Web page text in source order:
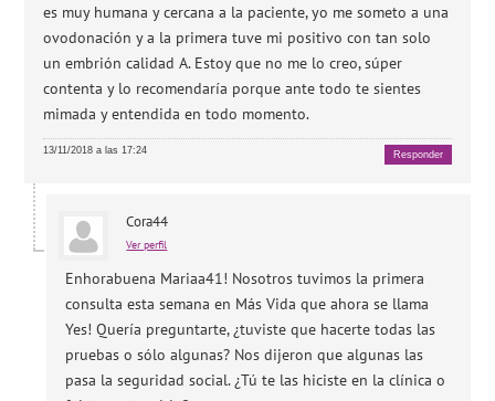
es muy humana y cercana a la paciente, yo me someto a una
ovodonación y a la primera tuve mi positivo con tan solo
un embrión calidad A. Estoy que no me lo creo, súper
contenta y lo recomendaría porque ante todo te sientes
mimada y entendida en todo momento.
13/11/2018 a las 17:24 Responder
Cora44
Ver perfil
Enhorabuena Mariaa41! Nosotros tuvimos la primera
consulta esta semana en Más Vida que ahora se llama
Yes! Quería preguntarte, ¿tuviste que hacerte todas las
pruebas o sólo algunas? Nos dijeron que algunas las
pasa la seguridad social. ¿Tú te las hiciste en la clínica o